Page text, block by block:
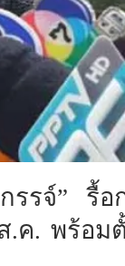
รรจ์” รื้อ
.ค. พร้อม